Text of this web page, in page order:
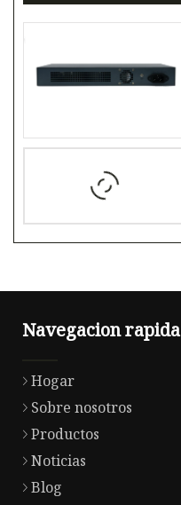
Navegacion rapida
Hogar
Sobre nosotros
Productos
Noticias
Blog